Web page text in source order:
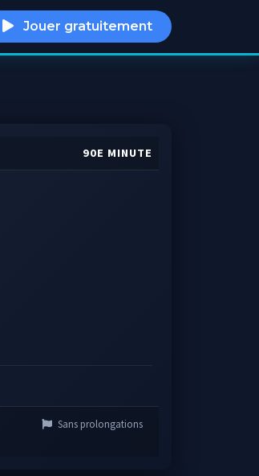
Jouer gratuitement
90E MINUTE
Sans prolongations